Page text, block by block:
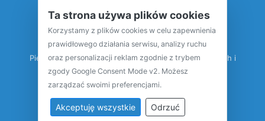
Pierwsza międzynarodowa baza pojazdów klasycznych i
zabytkowych
Ta strona używa plików cookies
Korzystamy z plików cookies w celu zapewnienia
prawidłowego działania serwisu, analizy ruchu
oraz personalizacji reklam zgodnie z trybem
zgody Google Consent Mode v2. Możesz
zarządzać swoimi preferencjami.
Akceptuję wszystkie Odrzuć